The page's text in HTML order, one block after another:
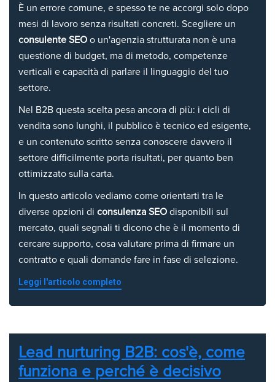
È un errore comune, e spesso te ne accorgi solo dopo
mesi di lavoro senza risultati concreti. Scegliere un
consulente SEO o un'agenzia strutturata non è una
questione di budget, ma di metodo, competenze
verticali e capacità di parlare il linguaggio del tuo
settore.
Nel B2B questa scelta pesa ancora di più: i cicli di
vendita sono lunghi, il pubblico è tecnico ed esigente,
e un contenuto scritto senza conoscere davvero il
settore difficilmente porta risultati, per quanto ben
ottimizzato sulla carta.
In questo articolo vediamo come orientarti tra le
diverse opzioni di consulenza SEO disponibili sul
mercato, quali segnali ti dicono che è il momento di
cercare supporto, cosa valutare prima di firmare un
contratto e quali domande fare in fase di selezione.
Leggi l'articolo completo
Lead nurturing B2B: cos'è, come
funziona e perché è decisivo